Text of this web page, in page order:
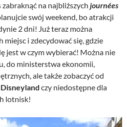
na najbliższych journées
swój weekend, bo atrakcji
2 dni! Już teraz można
i zdecydować się, gdzie
jest w czym wybierać! Można nie
do ministerstwa ekonomii,
ale także zobaczyć od
Disneyland czy niedostępne dla
lotnisk!